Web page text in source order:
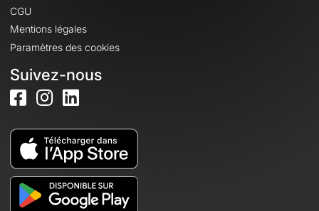
CGU
Mentions légales
Paramètres des cookies
Suivez-nous